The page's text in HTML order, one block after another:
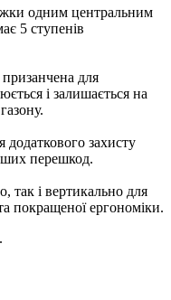
одним центральним
5 ступенів
для
і залишається на
захисту
перешкод.
так і вертикально для
покращеної ергономіки.